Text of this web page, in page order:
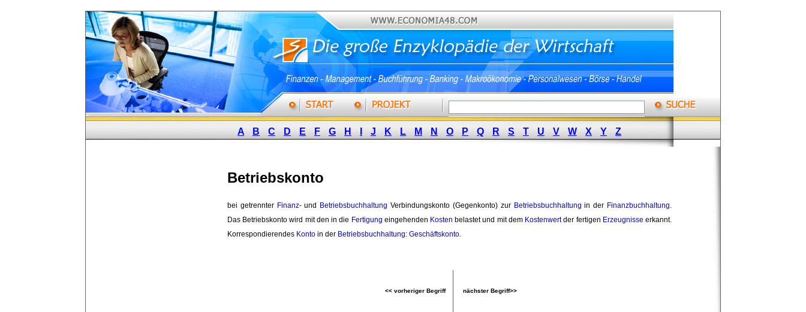
A B C D E F G H J K L M N O P Q R S T U V W X Y Z
Betriebskonto
bei getrennter Finanz- und Betriebsbuchhaltung Verbindungskonto (Gegenkonto) zur Betriebsbuchhaltung in der Finanzbuchhaltung.
Das Betriebskonto wird mit den in die Fertigung eingehenden Kosten belastet und mit dem Kostenwertder fertigen Erzeugnisse erkannt.
Korrespondierendes Konto in der Betriebsbuchhaltung: Geschäftskonto.
<< vorheriger Begriff nächster Begriff>>